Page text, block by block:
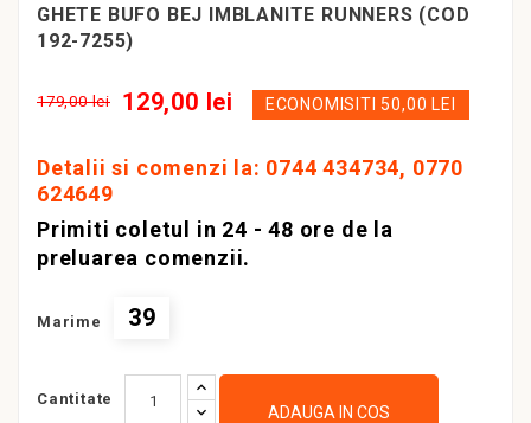
GHETE BUFO BEJ IMBLANITE RUNNERS (COD
192-7255)
179,00 lei 129,00 lei ECONOMISITI 50,00 LEI
Detalii si comenzi la: 0744 434734, 0770
624649
Primiti coletul in 24 - 48 ore de la
preluarea comenzii.
Marime 39
Cantitate
ADAUGA IN COS